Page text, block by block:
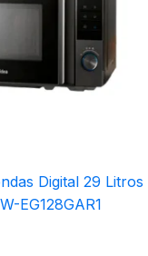
Digital 29 Litros
EG128GAR1